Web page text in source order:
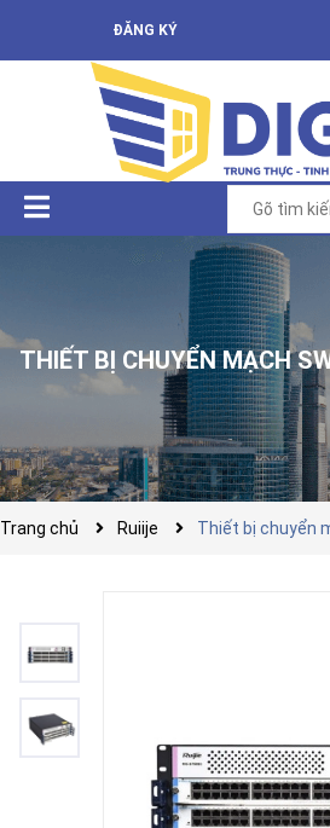
ĐĂNG KÝ
THIẾT BỊ CHUYỂN MẠCH
Trang chủ Ruiije Thiết bị chuyển